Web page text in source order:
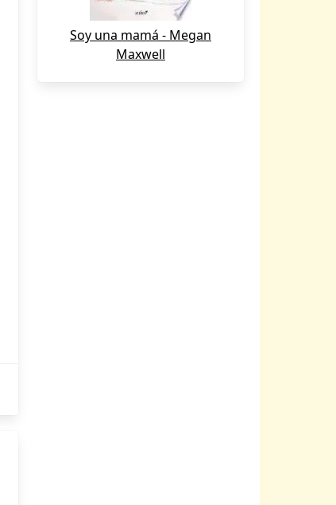
Soy una mamá - Megan
Maxwell